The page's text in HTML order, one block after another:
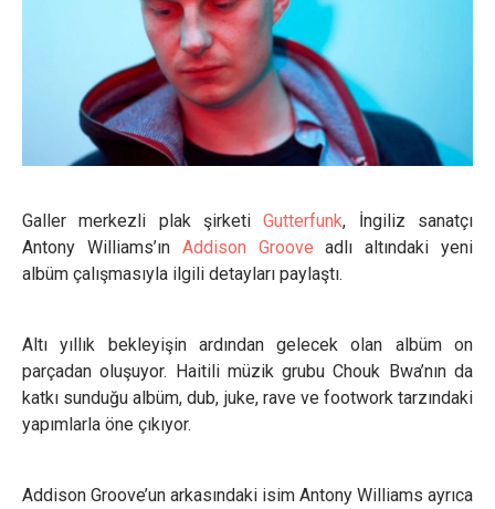
Galler merkezli plak şirketiGutterfunk, İngiliz sanatçı
Antony Williams’ın Addison Groove adlı altındaki yeni
albüm çalışmasıyla ilgili detayları paylaştı.
Altı yıllık bekleyişin ardından gelecek olan albüm on
parçadan oluşuyor. Haitili müzik grubu Chouk Bwa’nın da
katkı sunduğu albüm, dub, juke, rave ve footwork tarzındaki
yapımlarla öne çıkıyor.
Addison Groove’un arkasındaki isim Antony Williams ayrıca